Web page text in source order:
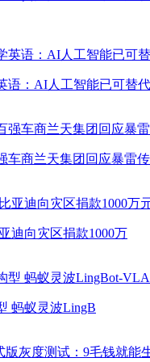
语：AI人工智能已可替代
车商兰天集团回应暴雷
迪向灾区捐款1000万
蚂蚁灵波LingB